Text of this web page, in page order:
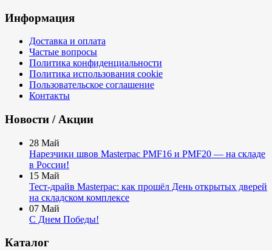
Информация
Доставка и оплата
Частые вопросы
Политика конфиденциальности
Политика использования cookie
Пользовательское соглашение
Контакты
Новости / Акции
28 Май
Нарезчики швов Masterpac PMF16 и PMF20 — на складе
в России!
15 Май
Тест-драйв Masterpac: как прошёл День открытых дверей
на складском комплексе
07 Май
С Днем Победы!
Каталог